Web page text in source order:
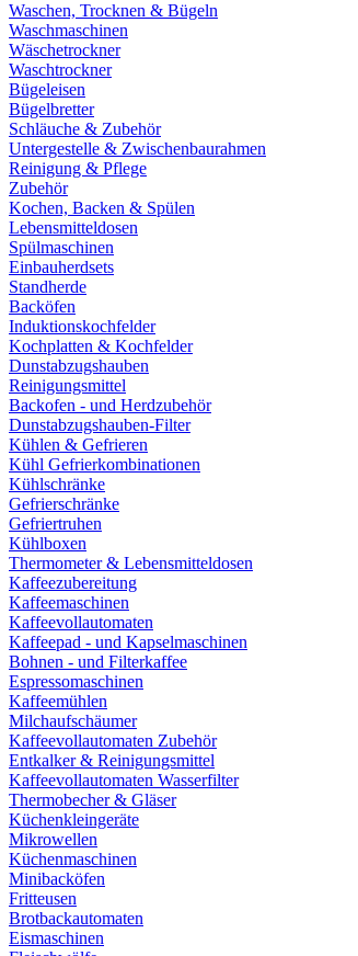
Waschen, Trocknen & Bügeln
Waschmaschinen
Wäschetrockner
Waschtrockner
Bügeleisen
Bügelbretter
Schläuche & Zubehör
Untergestelle & Zwischenbaurahmen
Reinigung & Pflege
Zubehör
Kochen, Backen & Spülen
Lebensmitteldosen
Spülmaschinen
Einbauherdsets
Standherde
Backöfen
Induktionskochfelder
Kochplatten & Kochfelder
Dunstabzugshauben
Reinigungsmittel
Backofen - und Herdzubehör
Dunstabzugshauben-Filter
Kühlen & Gefrieren
Kühl Gefrierkombinationen
Kühlschränke
Gefrierschränke
Gefriertruhen
Kühlboxen
Thermometer & Lebensmitteldosen
Kaffeezubereitung
Kaffeemaschinen
Kaffeevollautomaten
Kaffeepad - und Kapselmaschinen
Bohnen - und Filterkaffee
Espressomaschinen
Kaffeemühlen
Milchaufschäumer
Kaffeevollautomaten Zubehör
Entkalker & Reinigungsmittel
Kaffeevollautomaten Wasserfilter
Thermobecher & Gläser
Küchenkleingeräte
Mikrowellen
Küchenmaschinen
Minibacköfen
Fritteusen
Brotbackautomaten
Eismaschinen